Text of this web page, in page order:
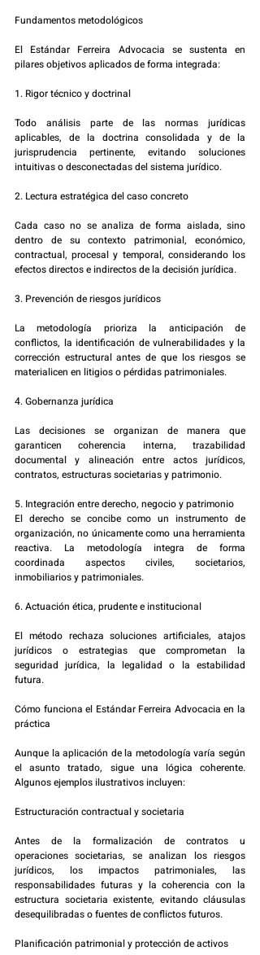
Fundamentos metodológicos
El Estándar Ferreira Advocacia se sustenta en
pilares objetivos aplicados de forma integrada:
1. Rigor técnico y doctrinal
Todo análisis parte de las normas jurídicas
aplicables, de la doctrina consolidada y de la
jurisprudencia pertinente, evitando soluciones
intuitivas o desconectadas del sistema jurídico.
2. Lectura estratégica del caso concreto
Cada caso no se analiza de forma aislada, sino
dentro de su contexto patrimonial, económico,
contractual, procesal y temporal, considerando los
efectos directos e indirectos de la decisión jurídica.
3. Prevención de riesgos jurídicos
La metodología prioriza la anticipación de
conflictos, la identificación de vulnerabilidades y la
corrección estructural antes de que los riesgos se
materialicen en litigios o pérdidas patrimoniales.
4. Gobernanza jurídica
Las decisiones se organizan de manera que
garanticen coherencia interna, trazabilidad
documental y alineación entre actos jurídicos,
contratos, estructuras societarias y patrimonio.
5. Integración entre derecho, negocio y patrimonio
El derecho se concibe como un instrumento de
organización, no únicamente como una herramienta
reactiva. La metodología integra de forma
coordinada aspectos civiles, societarios,
inmobiliarios y patrimoniales.
6. Actuación ética, prudente e institucional
El método rechaza soluciones artificiales, atajos
jurídicos o estrategias que comprometan la
seguridad jurídica, la legalidad o la estabilidad
futura.
Cómo funciona el Estándar Ferreira Advocacia en la
práctica
Aunque la aplicación de la metodología varía según
el asunto tratado, sigue una lógica coherente.
Algunos ejemplos ilustrativos incluyen:
Estructuración contractual y societaria
Antes de la formalización de contratos u
operaciones societarias, se analizan los riesgos
jurídicos, los impactos patrimoniales, las
responsabilidades futuras y la coherencia con la
estructura societaria existente, evitando cláusulas
desequilibradas o fuentes de conflictos futuros.
Planificación patrimonial y protección de activos